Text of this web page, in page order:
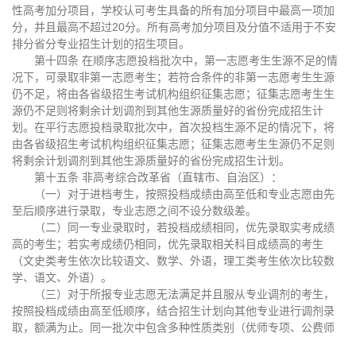
性高考加分项目，学校认可考生具备的所有加分项目中最高一项加
分，并且最高不超过20分。所有高考加分项目及分值不适用于不安
排分省分专业招生计划的招生项目。
第十四条 在顺序志愿投档批次中，第一志愿考生生源不足的情
况下，可录取非第一志愿考生；若符合条件的非第一志愿考生生源
仍不足，将由各省级招生考试机构组织征集志愿；征集志愿考生生
源仍不足则将剩余计划调剂到其他生源质量好的省份完成招生计
划。在平行志愿投档录取批次中，首次投档生源不足的情况下，将
由各省级招生考试机构组织征集志愿；征集志愿考生生源仍不足则
将剩余计划调剂到其他生源质量好的省份完成招生计划。
第十五条 非高考综合改革省（直辖市、自治区）：
（一）对于进档考生，按照投档成绩由高至低和专业志愿由先
至后顺序进行录取，专业志愿之间不设分数级差。
（二）同一专业录取时，若投档成绩相同，优先录取实考成绩
高的考生；若实考成绩仍相同，优先录取相关科目成绩高的考生
（文史类考生依次比较语文、数学、外语，理工类考生依次比较数
学、语文、外语）。
（三）对于所报专业志愿无法满足并且服从专业调剂的考生，
按照投档成绩由高至低顺序，结合招生计划向其他专业进行调剂录
取，额满为止。同一批次中包含多种性质类别（优师专项、公费师